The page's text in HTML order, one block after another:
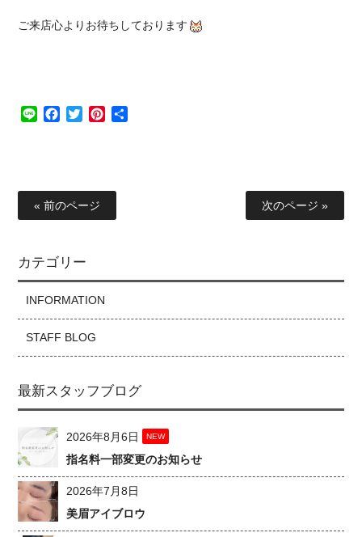
ご来店心よりお待ちしております
Line Facebook
TwitterPinterest
« 前のページ 次のページ »
カテゴリー
INFORMATION
STAFF BLOG
最新スタッフブログ
2026年8月6日 NEW
指名料一部変更のお知らせ
2026年7月8日
美眉アイブロウ